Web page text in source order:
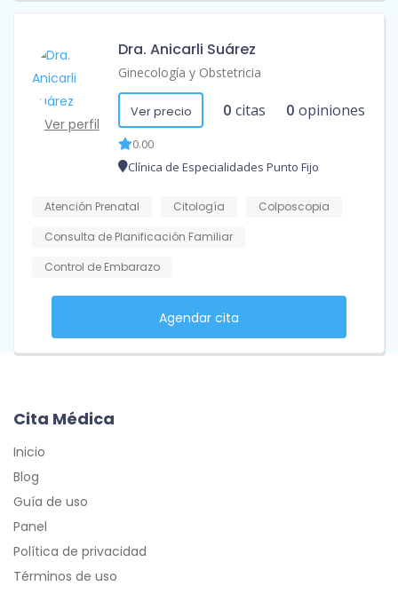
Ver perfil
Dra. Anicarli Suárez
Ginecología y Obstetricia
Ver precio 0 citas 0 opiniones
0.00
Clínica de Especialidades Punto Fijo
Atención Prenatal Citología
Colposcopia
Consulta de Planificación Familiar
Control de Embarazo
Agendar cita
Cita Médica
Inicio
Blog
Guía de uso
Panel
Política de privacidad
Términos de uso